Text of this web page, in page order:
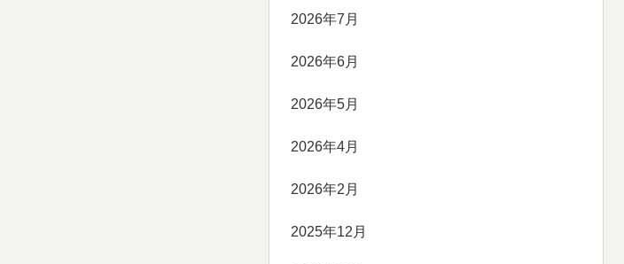
2026年7月
2026年6月
2026年5月
2026年4月
2026年2月
2025年12月